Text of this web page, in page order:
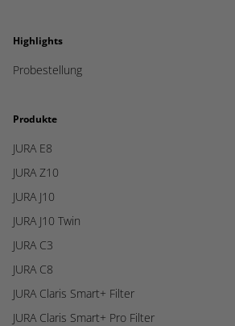
Highlights
Probestellung
Produkte
JURA E8
JURA Z10
JURA J10
JURA J10 Twin
JURA C3
JURA C8
JURA Claris Smart+ Filter
JURA Claris Smart+ Pro Filter